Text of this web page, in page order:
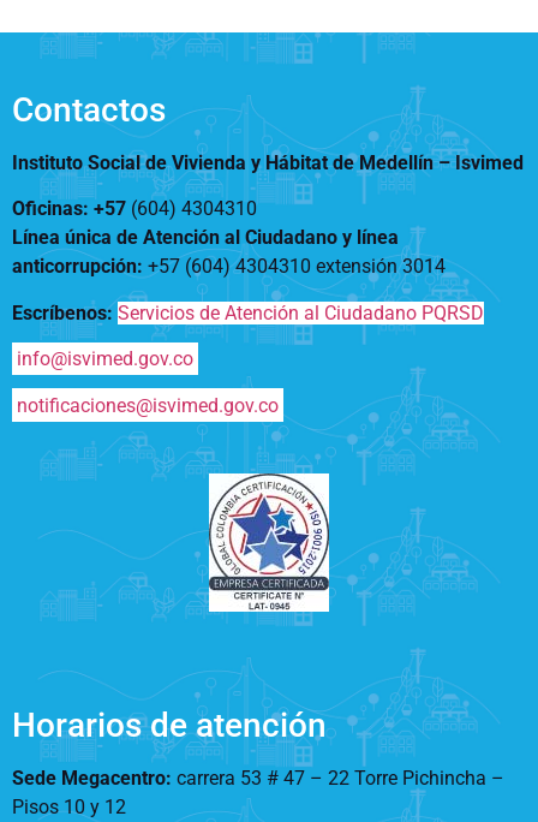
Vivienda Nueva
Vivienda un proyecto
familiar
Titulación
Arrendamiento temporal
Reconocimiento de
Edificaciones – C0
Acompañamiento Social
OPV-JVC
Convocatorias
Nosotros
¿Qué es el ISVIMED?
Plan de Desarrollo
Rendición de cuentas
Directorio de servidores
Encuesta de Percepción
Opciones de accesibilidad
A+ A A-
Tamaño de la
fuente
Contraste
Centro de relevo
Más Información sobre Accesibilidad
Contactos
Instituto Social de Vivienda y Hábitat de Medellín –Isvimed
Oficinas: +57 (604) 4304310
Línea única de Atención al Ciudadano y línea
anticorrupción: +57 (604) 4304310 extensión3014
Escríbenos: Servicios de Atención al Ciudadano PQRSD
info@isvimed.gov.co
notificaciones@isvimed.gov.co
Horarios de atención
Sede Megacentro: carrera 53 # 47 – 22 Torre Pichincha –
Pisos 10 y 12